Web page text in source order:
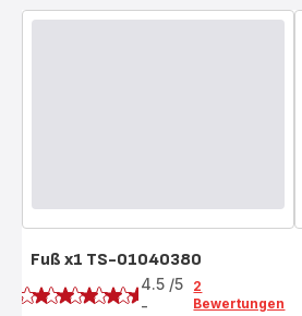
Fuß x1 TS-01040380
Bewertung
4.5 /5
-
2
Bewertungen